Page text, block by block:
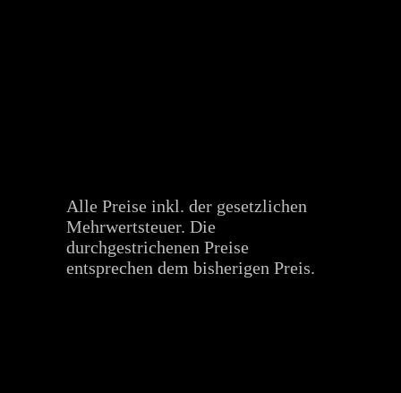
Alle Preise inkl. der gesetzlichen
Mehrwertsteuer. Die
durchgestrichenen Preise
entsprechen dem bisherigen Preis.